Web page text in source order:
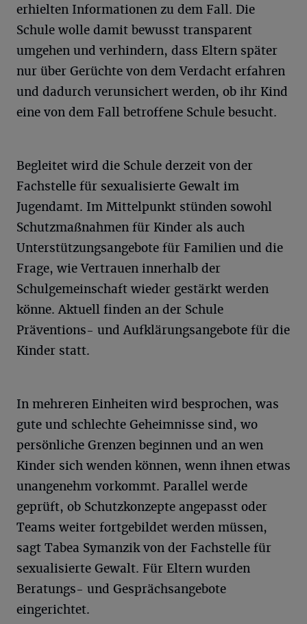
erhielten Informationen zu dem Fall. Die
Schule wolle damit bewusst transparent
umgehen und verhindern, dass Eltern später
nur über Gerüchte von dem Verdacht erfahren
und dadurch verunsichert werden, ob ihr Kind
eine von dem Fall betroffene Schule besucht.
Begleitet wird die Schule derzeit von der
Fachstelle für sexualisierte Gewalt im
Jugendamt. Im Mittelpunkt stünden sowohl
Schutzmaßnahmen für Kinder als auch
Unterstützungsangebote für Familien und die
Frage, wie Vertrauen innerhalb der
Schulgemeinschaft wieder gestärkt werden
könne. Aktuell finden an der Schule
Präventions- und Aufklärungsangebote für die
Kinder statt.
In mehreren Einheiten wird besprochen, was
gute und schlechte Geheimnisse sind, wo
persönliche Grenzen beginnen und an wen
Kinder sich wenden können, wenn ihnen etwas
unangenehm vorkommt. Parallel werde
geprüft, ob Schutzkonzepte angepasst oder
Teams weiter fortgebildet werden müssen,
sagt Tabea Symanzik von der Fachstelle für
sexualisierte Gewalt. Für Eltern wurden
Beratungs- und Gesprächsangebote
eingerichtet.